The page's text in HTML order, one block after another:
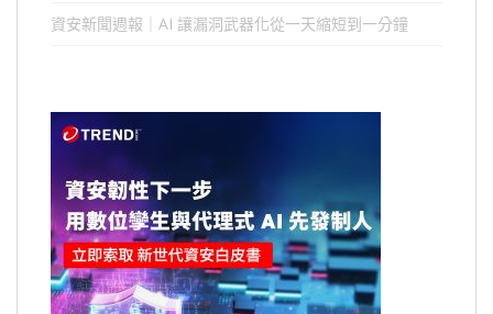
資安新聞週報｜AI 讓漏洞武器化從一天縮短到一分鐘